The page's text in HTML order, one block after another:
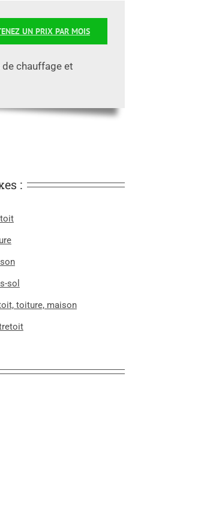
UN PRIX PAR MOIS
chauffage et
:
sol
toiture, maison